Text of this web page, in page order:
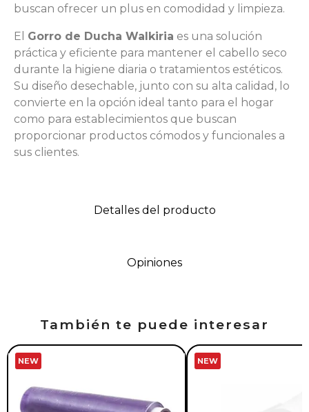
Detalles del producto
Opiniones
buscan ofrecer un plus en comodidad y limpieza.
El Gorro de Ducha Walkiria es una solución
práctica y eficiente para mantener el cabello seco
durante la higiene diaria o tratamientos estéticos.
Su diseño desechable, junto con su alta calidad, lo
convierte en la opción ideal tanto para el hogar
como para establecimientos que buscan
proporcionar productos cómodos y funcionales a
sus clientes.
También te puede interesar
NEW NEW